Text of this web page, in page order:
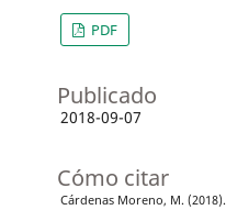
PDF
Publicado
2018-09-07
Cómo citar
Cárdenas Moreno, M. (2018).